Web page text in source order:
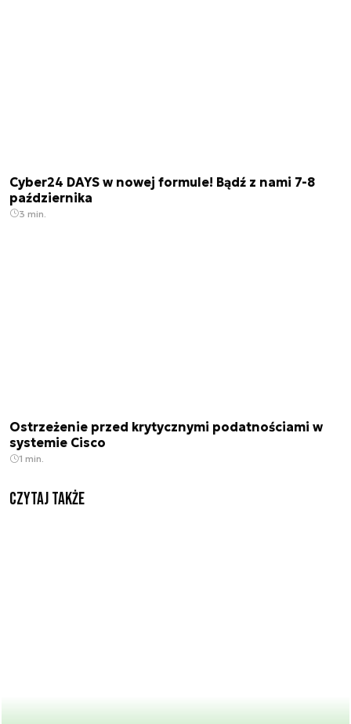
Cyber24 DAYS w nowej formule! Bądź z nami 7-8
października
3 min.
Ostrzeżenie przed krytycznymi podatnościami w
systemie Cisco
1 min.
Czytaj także